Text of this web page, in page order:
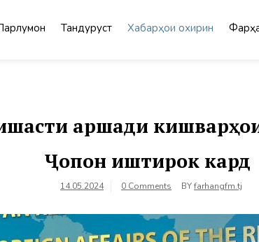
Тандурустӣ Хабарҳои охирин
аршади
Ҷопон иштирок кард
14.05.2024 0 Comments BYfarhangfm.tj